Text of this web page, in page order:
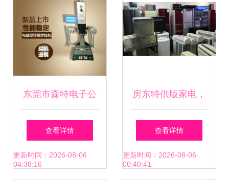
东莞市森特电子公
司 专注电脑机箱与
电子产品品质新标
查看详情
更新时间：2026-08-06
04:38:16
房东特供版家电，
谁来为租房人的居
住体验买单？
查看详情
更新时间：2026-08-06
00:40:41